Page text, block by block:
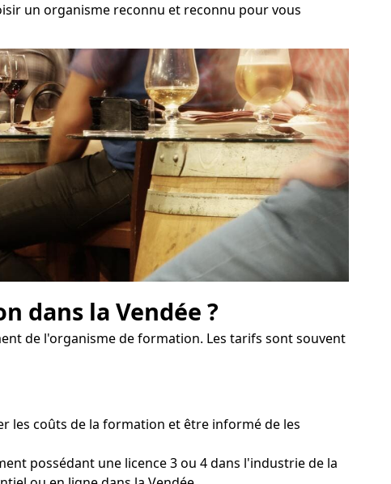
un organisme reconnu et reconnu pour vous
dans la Vendée ?
de l'organisme de formation. Les tarifs sont souvent
les coûts de la formation et être informé de les
possédant une licence 3 ou 4 dans l'industrie de la